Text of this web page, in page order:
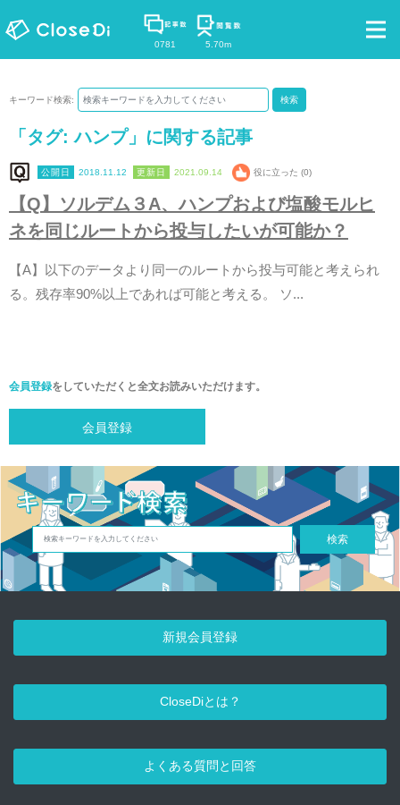
0781 5.70m
キーワード検索: 検索
「タグ:ハンプ」に関する記事
2018.11.12 2021.09.14 役に立った (0)
【Q】 ソルデム ３ A、ハンプおよ び塩酸モルヒ
ネを 同 じルー ト から投与 したいが可能か？
【A】 以下のデータ よ り 同一のルー ト から投与可能と考え られ
る 。 残存率90%以 上であれば可能と考え る 。 ソ...
会員登録をしていただくと全文お読みいただけます。
会員登録
検索
新規会員登録
CloseDiとは？
よくある質問と回答